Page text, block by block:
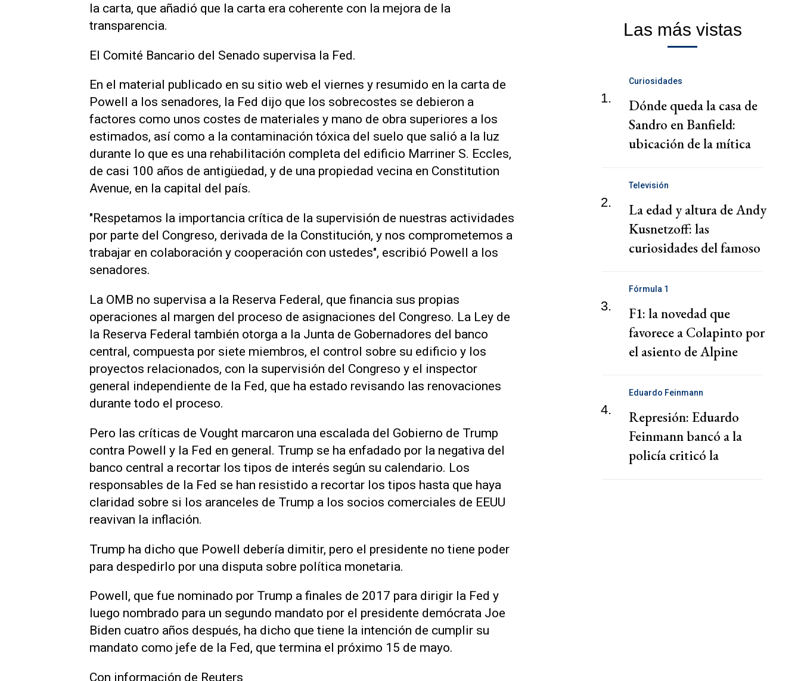
la carta, que añadió que la carta era coherente con la mejora de la
transparencia.
El Comité Bancario del Senado supervisa la Fed.
En el material publicado en su sitio web el viernes y resumido en la carta de
Powell a los senadores, la Fed dijo que los sobrecostes se debieron a
factores como unos costes de materiales y mano de obra superiores a los
estimados, así como a la contaminación tóxica del suelo que salió a la luz
durante lo que es una rehabilitación completa del edificio Marriner S. Eccles,
de casi 100 años de antigüedad, y de una propiedad vecina en Constitution
Avenue, en la capital del país.
"Respetamos la importancia crítica de la supervisión de nuestras actividades
por parte del Congreso, derivada de la Constitución, y nos comprometemos a
trabajar en colaboración y cooperación con ustedes", escribió Powell a los
senadores.
La OMB no supervisa a la Reserva Federal, que financia sus propias
operaciones al margen del proceso de asignaciones del Congreso. La Ley de
la Reserva Federal también otorga a la Junta de Gobernadores del banco
central, compuesta por siete miembros, el control sobre su edificio y los
proyectos relacionados, con la supervisión del Congreso y el inspector
general independiente de la Fed, que ha estado revisando las renovaciones
durante todo el proceso.
Pero las críticas de Vought marcaron una escalada del Gobierno de Trump
contra Powell y la Fed en general. Trump se ha enfadado por la negativa del
banco central a recortar los tipos de interés según su calendario. Los
responsables de la Fed se han resistido a recortar los tipos hasta que haya
claridad sobre si los aranceles de Trump a los socios comerciales de EEUU
reavivan la inflación.
Trump ha dicho que Powell debería dimitir, pero el presidente no tiene poder
para despedirlo por una disputa sobre política monetaria.
Powell, que fue nominado por Trump a finales de 2017 para dirigir la Fed y
luego nombrado para un segundo mandato por el presidente demócrata Joe
Biden cuatro años después, ha dicho que tiene la intención de cumplir su
mandato como jefe de la Fed, que termina el próximo 15 de mayo.
Con información de Reuters
Las más vistas
1.
Curiosidades
Dónde queda la casa de
Sandro en Banfield:
ubicación de la mítica
2.
Televisión
La edad y altura de Andy
Kusnetzoff: las
curiosidades del famoso
3.
Fórmula 1
F1: la novedad que
favorece a Colapinto por
el asiento de Alpine
4.
Eduardo Feinmann
Represión: Eduardo
Feinmann bancó a la
policía criticó la